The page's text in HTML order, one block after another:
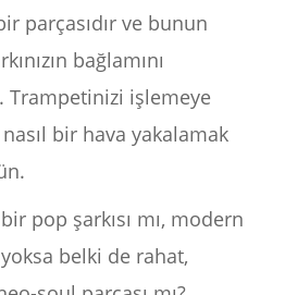
parçasıdır ve bunun
bağlamını
Trampetinizi işlemeye
bir hava yakalamak
pop şarkısı mı, modern
belki de rahat,